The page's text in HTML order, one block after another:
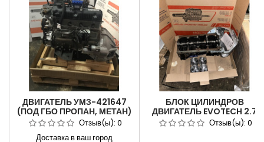
ДВИГАТЕЛЬ УМЗ-421647
(ПОД ГБО ПРОПАН, МЕТАН)
ДЛЯ АВТОМОБИЛЯ
ГАЗ-3302 БИЗНЕС ЕВРО-4
Отзыв(ы): 0
Доставка в ваш город
БЛОК ЦИЛИНДРОВ
ДВИГАТЕЛЬ EVOTECH 2.7
ДЛЯ АВТОМОБИЛЯ ГАЗ-
A21R23 ДЛЯ ДВИГАТЕЛЯ
Отзыв(ы): 0